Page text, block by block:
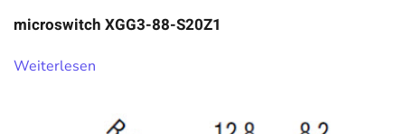
microswitch XGG3-88-S20Z1
Weiterlesen